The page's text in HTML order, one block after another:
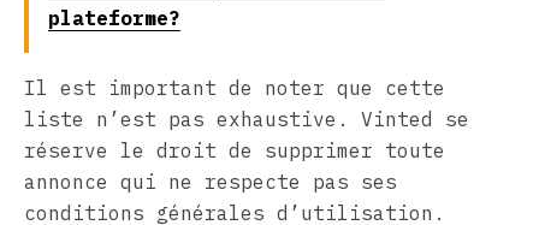
plateforme?
Il est important de noter que cette
liste n’est pas exhaustive. Vinted se
réserve le droit de supprimer toute
annonce qui ne respecte pas ses
conditions générales d’utilisation.